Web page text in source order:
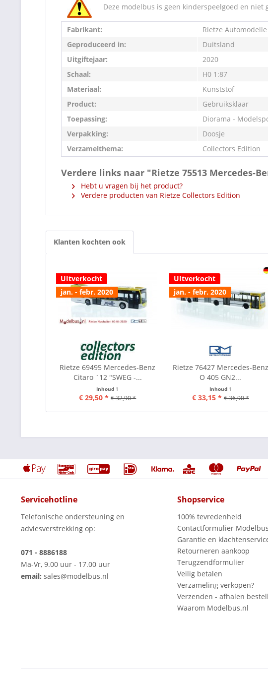
Deze modelbus is geen kinderspeelgoed en
Fabrikant:
Rietze Automodelle
Geproduceerd in:
Duitsland
Uitgiftejaar:
2020
Schaal:
H0 1:87
Materiaal:
Kunststof
Product:
Gebruiksklaar
Toepassing:
Diorama -
Verpakking:
Doosje
Verzamelthema:
Collectors Edition
Verdere links naar "Rietze 75513 Mercedes-
Hebt u vragen bij het product?
Verdere producten van Rietze Collectors Edition
Klanten kochten ook
UItverkocht
jan. - febr. 2020
Rietze 69495 Mercedes-Benz
Citaro ´12 "SWEG -...
Inhoud 1
€ 29,50 * € 32,90 *
UItverkocht
jan. - febr. 2020
Rietze 76427 Mercedes-Benz
O 405 GN2...
Inhoud 1
€ 33,15 * € 36,90 *
Servicehotline
Telefonische ondersteuning en
adviesverstrekking op:
071 - 8886188
Ma-Vr, 9.00 uur - 17.00 uur
email: sales@modelbus.nl
Shopservice
100% tevredenheid
Contactformulier Modelbus
Garantie en
Retourneren aankoop
Terugzendformulier
Veilig betalen
Verzameling verkopen?
Verzenden - afhalen
Waarom Modelbus.nl